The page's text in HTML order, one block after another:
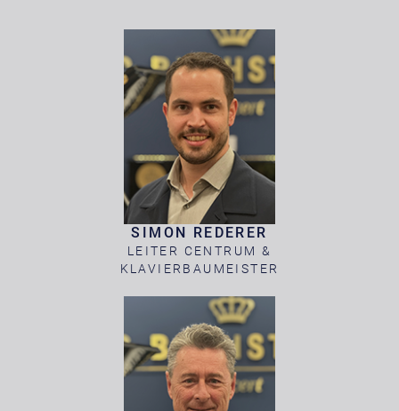
SIMON REDERER
LEITER CENTRUM &
KLAVIERBAUMEISTER